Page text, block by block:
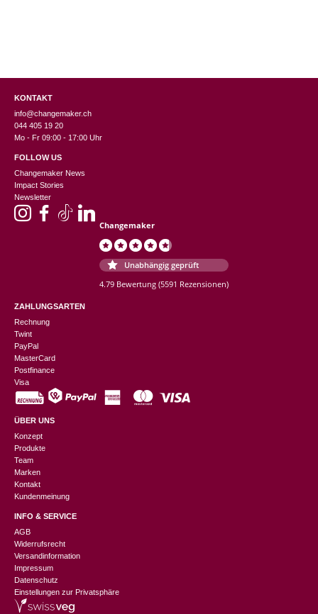
KONTAKT
info@changemaker.ch
044 405 19 20
Mo - Fr 09:00 - 17:00 Uhr
FOLLOW US
Changemaker News
Impact Stories
Newsletter
Changemaker
Unabhängig geprüft
4.79 Bewertung (5591 Rezensionen)
ZAHLUNGSARTEN
Rechnung
Twint
PayPal
MasterCard
Postfinance
Visa
ÜBER UNS
Konzept
Produkte
Team
Marken
Kontakt
Kundenmeinung
INFO & SERVICE
AGB
Widerrufsrecht
Versandinformation
Impressum
Datenschutz
Einstellungen zur Privatsphäre